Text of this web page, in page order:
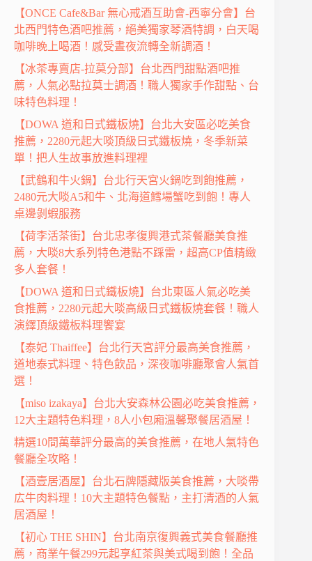
【ONCE Cafe&Bar 無心戒酒互助會-西寧分會】台
北西門特色酒吧推薦，絕美獨家琴酒特調，白天喝
咖啡晚上喝酒！感受晝夜流轉全新調酒！
【冰茶專賣店-拉莫分部】台北西門甜點酒吧推
薦，人氣必點拉莫士調酒！職人獨家手作甜點、台
味特色料理！
【DOWA 道和日式鐵板燒】台北大安區必吃美食
推薦，2280元起大啖頂級日式鐵板燒，冬季新菜
單！把人生故事放進料理裡
【武鶴和牛火鍋】台北行天宮火鍋吃到飽推薦，
2480元大啖A5和牛、北海道鱈場蟹吃到飽！專人
桌邊剝蝦服務
【荷李活茶街】台北忠孝復興港式茶餐廳美食推
薦，大啖8大系列特色港點不踩雷，超高CP值精緻
多人套餐！
【DOWA 道和日式鐵板燒】台北東區人氣必吃美
食推薦，2280元起大啖高級日式鐵板燒套餐！職人
演繹頂級鐵板料理饗宴
【泰妃 Thaiffee】台北行天宮評分最高美食推薦，
道地泰式料理、特色飲品，深夜咖啡廳聚會人氣首
選！
【miso izakaya】台北大安森林公園必吃美食推薦，
12大主題特色料理，8人小包廂溫馨聚餐居酒屋！
精選10間萬華評分最高的美食推薦，在地人氣特色
餐廳全攻略！
【酒壹居酒屋】台北石牌隱藏版美食推薦，大啖帶
広牛肉料理！10大主題特色餐點，主打清酒的人氣
居酒屋！
【初心 THE SHIN】台北南京復興義式美食餐廳推
薦，商業午餐299元起享紅茶與美式喝到飽！全品